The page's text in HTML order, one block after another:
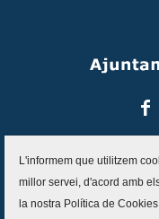
Inici Contacte
Política de
L'informem que utilitzem
millor servei, d'acord amb
la nostra Política de